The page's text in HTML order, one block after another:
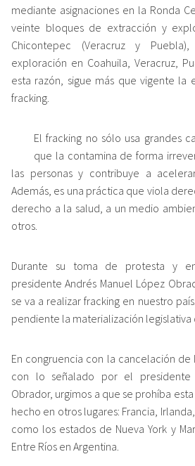
mediante asignaciones en la Ronda
veinte bloques de extracción y
Chicontepec (Veracruz y
exploración en Coahuila, Veracruz,
esta razón, sigue más que vigente la
fracking.
El fracking no sólo usa grandes
que la contamina de forma
las personas y contribuye a
Además, es una práctica que viola
derecho a la salud, a un medio
otros.
Durante su toma de protesta y
presidente Andrés Manuel López
se va a realizar fracking en nuestro
pendiente la materialización legislativa
En congruencia con la cancelación
con lo señalado por el presidente
Obrador, urgimos a que se prohíba
hecho en otros lugares: Francia,
como los estados de Nueva York y
Entre Ríos en Argentina.